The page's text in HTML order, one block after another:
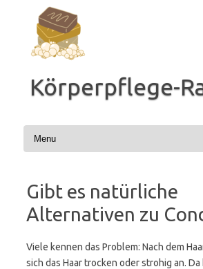
Inhalt
springen
Körperpflege-
Gibt es natürliche
Alternativen zu
Viele kennen das Problem: Nach dem
sich das Haar trocken oder strohig an. Da